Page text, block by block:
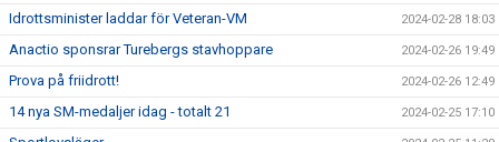
Idrottsminister laddar för Veteran-VM 2024-02-28 18:03
Anactio sponsrar Turebergs stavhoppare 2024-02-26 19:49
Prova på friidrott! 2024-02-26 12:49
14 nya SM-medaljer idag - totalt 21 2024-02-25 17:10